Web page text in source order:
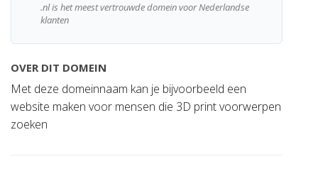
.nl is het meest vertrouwde domein voor Nederlandse
klanten
OVER DIT DOMEIN
Met deze domeinnaam kan je bijvoorbeeld een
website maken voor mensen die 3D print voorwerpen
zoeken